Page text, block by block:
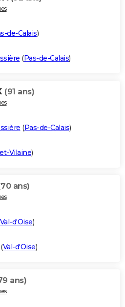
de-Calais)
(Pas-de-Calais)
(91 ans)
(Pas-de-Calais)
Vilaine)
ans)
Val-d'Oise)
(Val-d'Oise)
ans)